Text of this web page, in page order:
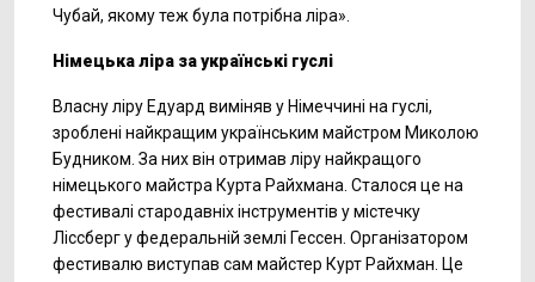
Чубай, якому теж була потрібна ліра».
Німецька ліра за українські гуслі
Власну ліру Едуард виміняв у Німеччині на гуслі,
зроблені найкращим українським майстром Миколою
Будником. За них він отримав ліру найкращого
німецького майстра Курта Райхмана. Сталося це на
фестивалі стародавніх інструментів у містечку
Ліссберг у федеральній землі Гессен. Організатором
фестивалю виступав сам майстер Курт Райхман. Це